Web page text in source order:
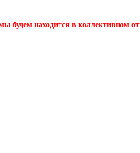
будем находится в коллективном